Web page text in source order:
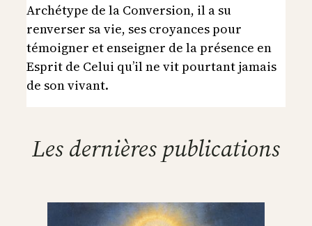
Archétype de la Conversion, il a su
renverser sa vie, ses croyances pour
témoigner et enseigner de la présence en
Esprit de Celui qu’il ne vit pourtant jamais
de son vivant.
Les dernières publications